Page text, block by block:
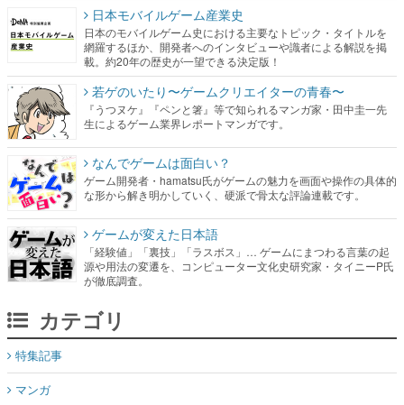
日本モバイルゲーム産業史
日本のモバイルゲーム史における主要なトピック・タイトルを
網羅するほか、開発者へのインタビューや識者による解説を掲
載。約20年の歴史が一望できる決定版！
若ゲのいたり〜ゲームクリエイターの青春〜
『うつヌケ』『ペンと箸』等で知られるマンガ家・田中圭一先
生によるゲーム業界レポートマンガです。
なんでゲームは面白い？
ゲーム開発者・hamatsu氏がゲームの魅力を画面や操作の具体的
な形から解き明かしていく、硬派で骨太な評論連載です。
ゲームが変えた日本語
「経験値」「裏技」「ラスボス」… ゲームにまつわる言葉の起
源や用法の変遷を、コンピューター文化史研究家・タイニーP氏
が徹底調査。
カテゴリ
特集記事
マンガ